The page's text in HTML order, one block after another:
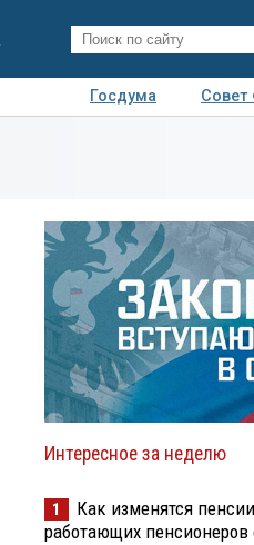
Госдума
Совет
Интересное за неделю
1
Как изменятся пенсии
работающих пенсионеров